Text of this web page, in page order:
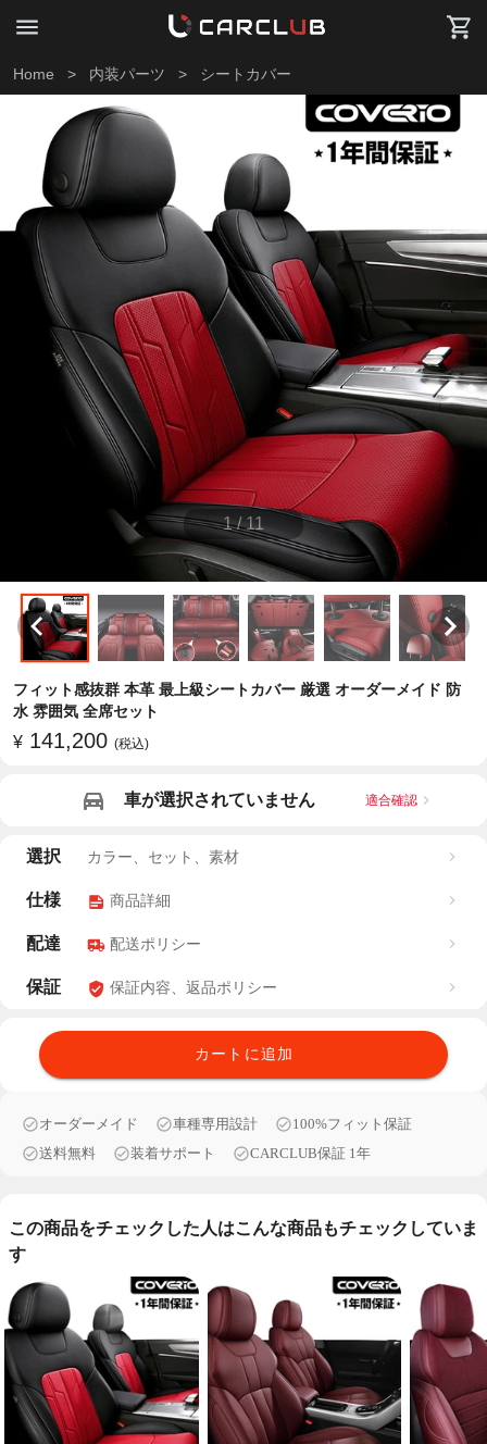
Home > 内装パーツ > シートカバー
1 / 11
フィット感抜群 本革 最上級シートカバー 厳選 オーダーメイド 防
水 雰囲気 全席セット
¥ 141,200 (税込)
車が選択されていません 適合確認
選択 カラー、セット、素材
仕様 商品詳細
配達 配送ポリシー
保証 保証内容、返品ポリシー
カートに追加
オーダーメイド 車種専用設計
100%フィット保証
送料無料
装着サポート CARCLUB保証 1年
この商品をチェックした人はこんな商品もチェックしていま
す